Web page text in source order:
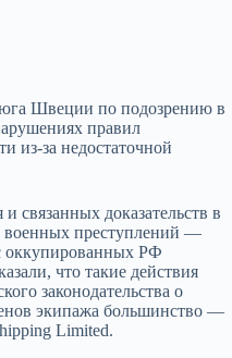
Швеции по подозрению в
правил
из‑за недостаточной
связанных доказательств в
военных преступлений —
оккупированных РФ
что такие действия
законодательства о
экипажа большинство —
Limited.